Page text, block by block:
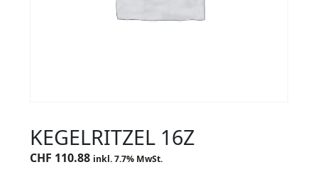
KEGELRITZEL 16Z
CHF 110.88 inkl. 7.7% MwSt.